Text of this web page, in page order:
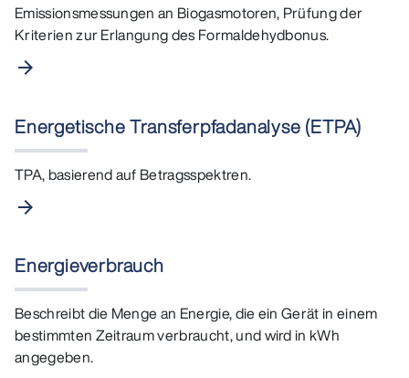
Emissionsmessungen an Biogasmotoren, Prüfung der
Kriterien zur Erlangung des Formaldehydbonus.
arrow_forward
Energetische Transferpfadanalyse (ETPA)
TPA, basierend auf Betragsspektren.
arrow_forward
Energieverbrauch
Beschreibt die Menge an Energie, die ein Gerät in einem
bestimmten Zeitraum verbraucht, und wird in kWh
angegeben.